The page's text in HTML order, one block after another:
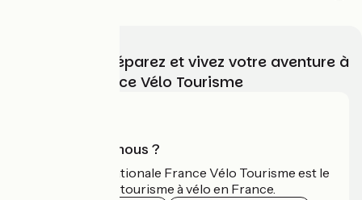
Choisissez, préparez et vivez votre aventure à
vélo avec France Vélo Tourisme
Qui sommes-nous ?
L'association nationale France Vélo Tourisme est le
guide officiel du tourisme à vélo en France.